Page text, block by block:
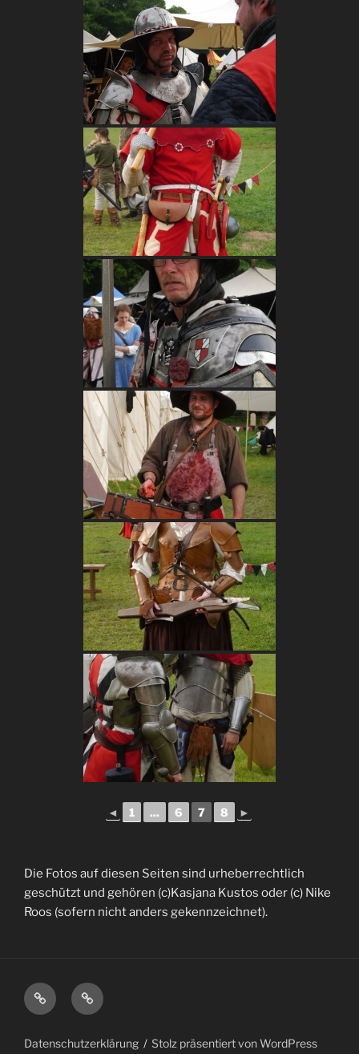
◄ 1 ... 6 7 8 ►
Die Fotos auf diesen Seiten sind urheberrechtlich
geschützt und gehören (c)Kasjana Kustos oder (c) Nike
Roos (sofern nicht anders gekennzeichnet).
ImpressumDatenschutzerklärung
Datenschutzerklärung Stolz präsentiert von WordPress